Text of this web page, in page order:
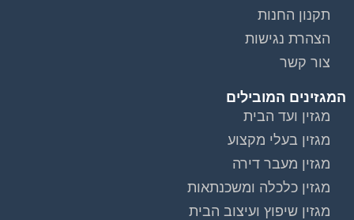
תקנון החנות
הצהרת נגישות
צור קשר
המגזינים המובילים
מגזין ועד הבית
מגזין בעלי מקצוע
מגזין מעבר דירה
מגזין כלכלה ומשכנתאות
מגזין שיפוץ ועיצוב הבית